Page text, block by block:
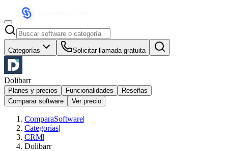
Categorías Solicitar llamada gratuita
Dolibarr
Planes y precios Funcionalidades
Reseñas
Comparar software
Ver precio
ComparaSoftware|
Categorías|
CRM|
Dolibarr